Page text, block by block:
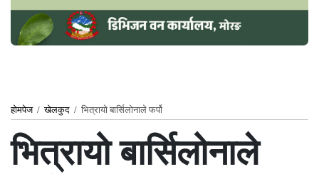
होमपेज/खेलकुद / भित्रायो बार्सिलोनाले फर्पो
भित्रायो बार्सिलोनाले